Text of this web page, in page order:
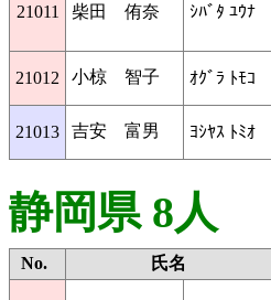
21011 柴田 侑奈 ｼﾊﾞﾀ ﾕｳﾅ
21012 小椋 智子 ｵｸﾞﾗ ﾄﾓｺ
21013 吉安 富男 ﾖｼﾔｽ ﾄﾐｵ
静岡県 8人
No. 氏名